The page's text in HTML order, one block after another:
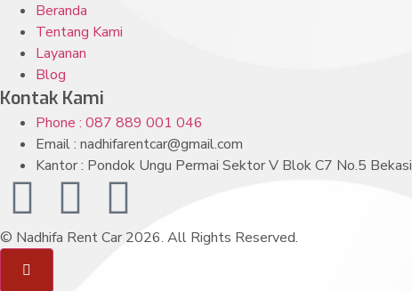
Beranda
Tentang Kami
Layanan
Blog
Kontak Kami
Phone : 087 889 001 046
Email : nadhifarentcar@gmail.com
Kantor : Pondok Ungu Permai Sektor V Blok C7 No.5 Bekasi
© Nadhifa Rent Car 2026. All Rights Reserved.